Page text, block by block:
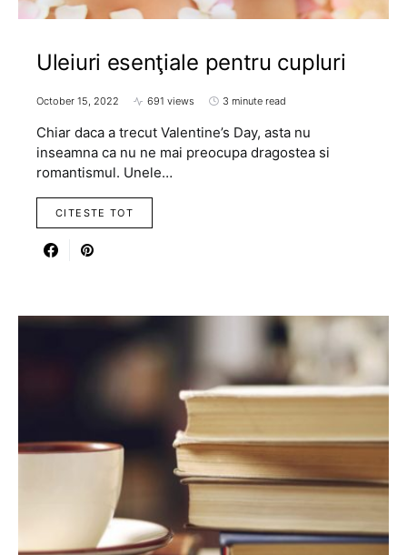
Uleiuri esenţiale pentru cupluri
October 15, 2022 691 views 3 minute read
Chiar daca a trecut Valentine’s Day, asta nu
inseamna ca nu ne mai preocupa dragostea si
romantismul. Unele…
CITESTE TOT